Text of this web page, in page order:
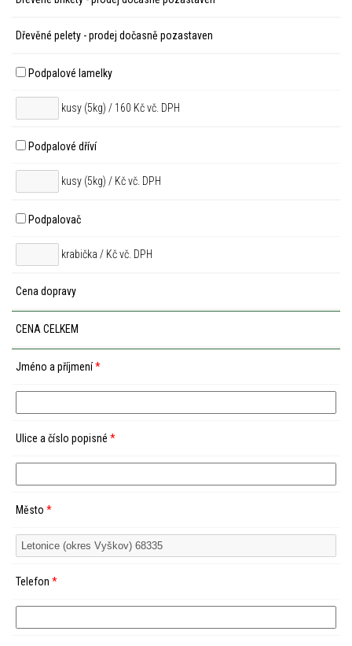
Dřevěné pelety - prodej dočasně pozastaven
Podpalové lamelky
kusy (5kg) / 160 Kč vč. DPH
Podpalové dříví
kusy (5kg) / Kč vč. DPH
Podpalovač
krabička / Kč vč. DPH
Cena dopravy
CENA CELKEM
Jméno a příjmení*
Ulice a číslo popisné *
Město *
Telefon *